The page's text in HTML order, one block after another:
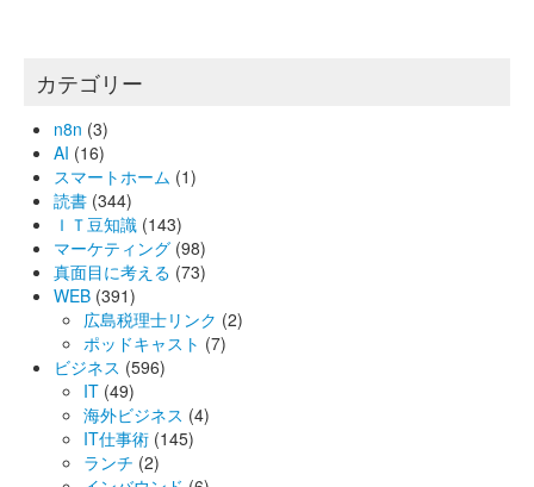
カテゴリー
n8n (3)
AI (16)
スマートホーム (1)
読書 (344)
ＩＴ豆知識 (143)
マーケティング (98)
真面目に考える (73)
WEB (391)
広島税理士リンク (2)
ポッドキャスト (7)
ビジネス (596)
IT (49)
海外ビジネス (4)
IT仕事術 (145)
ランチ (2)